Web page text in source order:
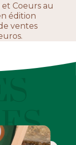
Coeurs au
édition
ventes